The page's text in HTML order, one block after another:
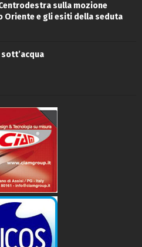
sulla mozione
Oriente e gli esiti della seduta